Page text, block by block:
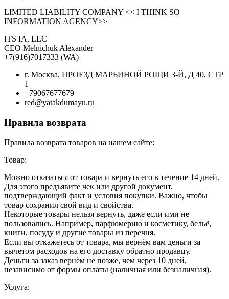
LIMITED LIABILITY COMPANY << I THINK SO
INFORMATION AGENCY>>
ITS IA, LLC
CEO Melnichuk Alexander
+7(916)7017333 (WA)
г. Москва, ПРОЕЗД МАРЬИНОЙ РОЩИ 3-Й, Д 40, СТР
1
+79067677679
red@yatakdumayu.ru
Правила возврата
Правила возврата товаров на нашем сайте:
Товар:
Можно отказаться от товара и вернуть его в течение 14 дней.
Для этого предъявите чек или другой документ,
подтверждающий факт и условия покупки. Важно, чтобы
товар сохранил свой вид и свойства.
Некоторые товары нельзя вернуть, даже если ими не
пользовались. Например, парфюмерию и косметику, бельё,
книги, посуду и другие товары из перечня.
Если вы откажетесь от товара, мы вернём вам деньги за
вычетом расходов на его доставку обратно продавцу.
Деньги за заказ вернём не позже, чем через 10 дней,
независимо от формы оплаты (наличная или безналичная).
Услуга: